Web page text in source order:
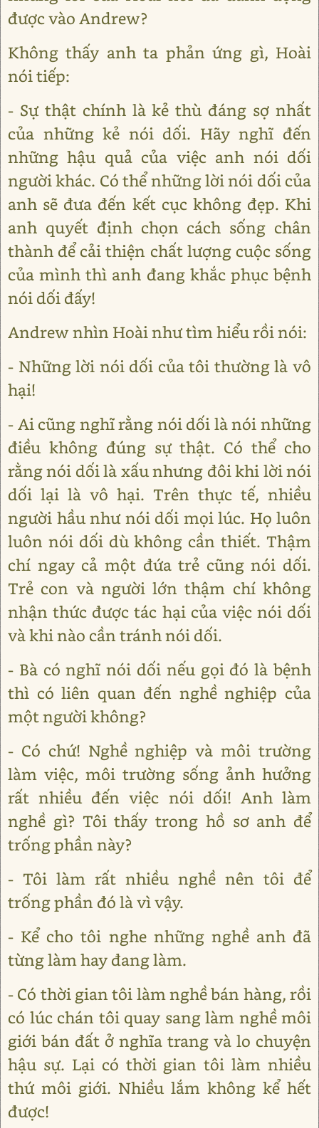
được vào Andrew?
Không thấy anh ta phản ứng gì, Hoài
nói tiếp:
- Sự thật chính là kẻ thù đáng sợ nhất
của những kẻ nói dối. Hãy nghĩ đến
những hậu quả của việc anh nói dối
người khác. Có thể những lời nói dối của
anh sẽ đưa đến kết cục không đẹp. Khi
anh quyết định chọn cách sống chân
thành để cải thiện chất lượng cuộc sống
của mình thì anh đang khắc phục bệnh
nói dối đấy!
Andrew nhìn Hoài như tìm hiểu rồi nói:
- Những lời nói dối của tôi thường là vô
hại!
- Ai cũng nghĩ rằng nói dối là nói những
điều không đúng sự thật. Có thể cho
rằng nói dối là xấu nhưng đôi khi lời nói
dối lại là vô hại. Trên thực tế, nhiều
người hầu như nói dối mọi lúc. Họ luôn
luôn nói dối dù không cần thiết. Thậm
chí ngay cả một đứa trẻ cũng nói dối.
Trẻ con và người lớn thậm chí không
nhận thức được tác hại của việc nói dối
và khi nào cần tránh nói dối.
- Bà có nghĩ nói dối nếu gọi đó là bệnh
thì có liên quan đến nghề nghiệp của
một người không?
- Có chứ! Nghề nghiệp và môi trường
làm việc, môi trường sống ảnh hưởng
rất nhiều đến việc nói dối! Anh làm
nghề gì? Tôi thấy trong hồ sơ anh để
trống phần này?
- Tôi làm rất nhiều nghề nên tôi để
trống phần đó là vì vậy.
- Kể cho tôi nghe những nghề anh đã
từng làm hay đang làm.
- Có thời gian tôi làm nghề bán hàng, rồi
có lúc chán tôi quay sang làm nghề môi
giới bán đất ở nghĩa trang và lo chuyện
hậu sự. Lại có thời gian tôi làm nhiều
thứ môi giới. Nhiều lắm không kể hết
được!